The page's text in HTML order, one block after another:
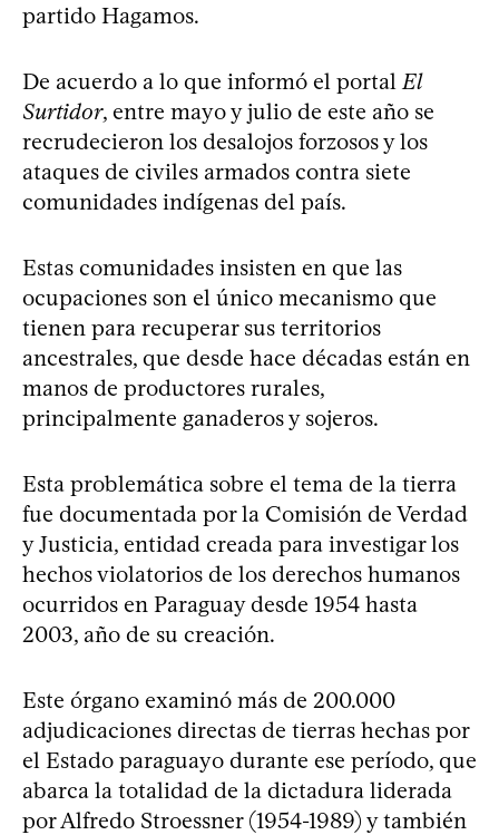
partido Hagamos.
De acuerdo a lo que informó el portal El
Surtidor, entre mayo y julio de este año se
recrudecieron los desalojos forzosos y los
ataques de civiles armados contra siete
comunidades indígenas del país.
Estas comunidades insisten en que las
ocupaciones son el único mecanismo que
tienen para recuperar sus territorios
ancestrales, que desde hace décadas están en
manos de productores rurales,
principalmente ganaderos y sojeros.
Esta problemática sobre el tema de la tierra
fue documentada por la Comisión de Verdad
y Justicia, entidad creada para investigar los
hechos violatorios de los derechos humanos
ocurridos en Paraguay desde 1954 hasta
2003, año de su creación.
Este órgano examinó más de 200.000
adjudicaciones directas de tierras hechas por
el Estado paraguayo durante ese período, que
abarca la totalidad de la dictadura liderada
por Alfredo Stroessner (1954-1989) y también